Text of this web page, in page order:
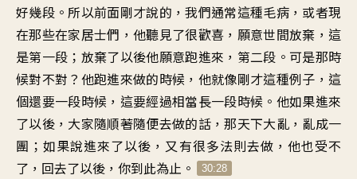
好幾段。所以前面剛才說的，我們通常這種毛病，或者現
在那些在家居士們，他聽見了很歡喜，願意世間放棄，這
是第一段；放棄了以後他願意跑進來，第二段。可是那時
候對不對？他跑進來做的時候，他就像剛才這種例子，這
個還要一段時候，這要經過相當長一段時候。他如果進來
了以後，大家隨順著隨便去做的話，那天下大亂，亂成一
團；如果說進來了以後，又有很多法則去做，他也受不
了，回去了以後，你到此為止。
30:28